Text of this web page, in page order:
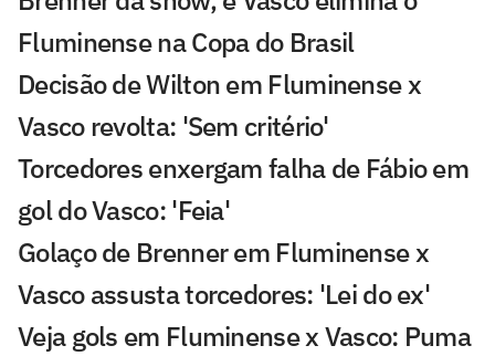
Fluminense na Copa do Brasil
Decisão de Wilton em Fluminense x
Vasco revolta: 'Sem critério'
Torcedores enxergam falha de Fábio em
gol do Vasco: 'Feia'
Golaço de Brenner em Fluminense x
Vasco assusta torcedores: 'Lei do ex'
Veja gols em Fluminense x Vasco: Puma